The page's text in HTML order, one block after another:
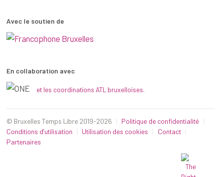
Avec le soutien de
En collaboration avec
et les coordinations ATL bruxelloises.
© Bruxelles Temps Libre 2019-2026
Politique de confidentialité
Conditions d’utilisation
Utilisation des cookies
Contact
Partenaires